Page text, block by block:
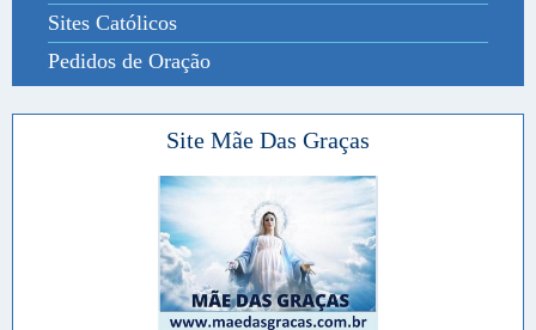
Sites Católicos
Pedidos de Oração
Site Mãe Das Graças